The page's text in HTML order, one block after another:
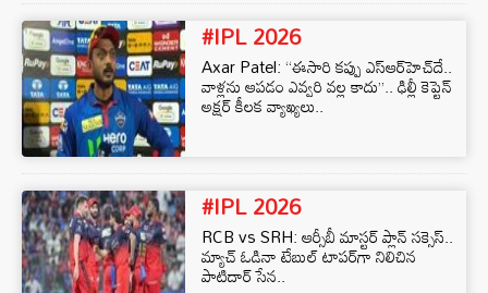
#IPL 2026
Axar Patel: “ఈసారి కప్పు ఎస్‌ఆర్‌హెచ్‌దే..
వాళ్లను ఆపడం ఎవ్వరి వల్ల కాదు”.. ఢిల్లీ కెప్టెన్
అక్షర్ కీలక వ్యాఖ్యలు..
#IPL 2026
RCB vs SRH: ఆర్సీబీ మాస్టర్ ప్లాన్ సక్సెస్..
మ్యాచ్ ఓడినా టేబుల్ టాపర్‌గా నిలిచిన
పాటిదార్ సేన..